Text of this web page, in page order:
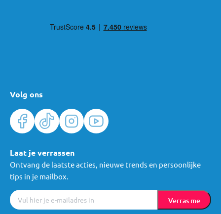
Volg ons
Laat je verrassen
Ontvang de laatste acties, nieuwe trends en persoonlijke
tips in je mailbox.
Verras me